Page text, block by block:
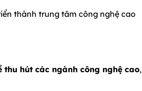
thành trung tâm công nghệ cao
thu hút các ngành công nghệ cao,